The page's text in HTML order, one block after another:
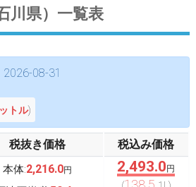
川県）一覧表
08-31
トル)
税抜き価格
税込み価格
本体:2,216.0円 2,493.0 円